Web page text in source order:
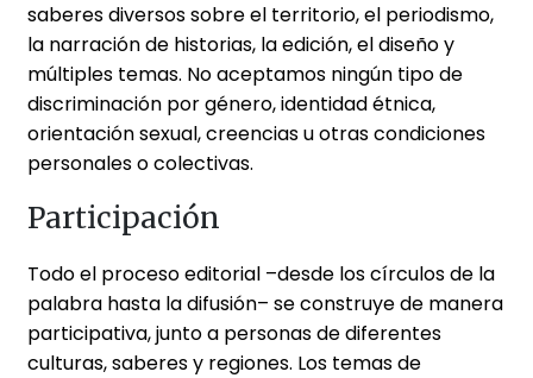
saberes diversos sobre el territorio, el periodismo,
la narración de historias, la edición, el diseño y
múltiples temas. No aceptamos ningún tipo de
discriminación por género, identidad étnica,
orientación sexual, creencias u otras condiciones
personales o colectivas.
Participación
Todo el proceso editorial –desde los círculos de la
palabra hasta la difusión– se construye de manera
participativa, junto a personas de diferentes
culturas, saberes y regiones. Los temas de